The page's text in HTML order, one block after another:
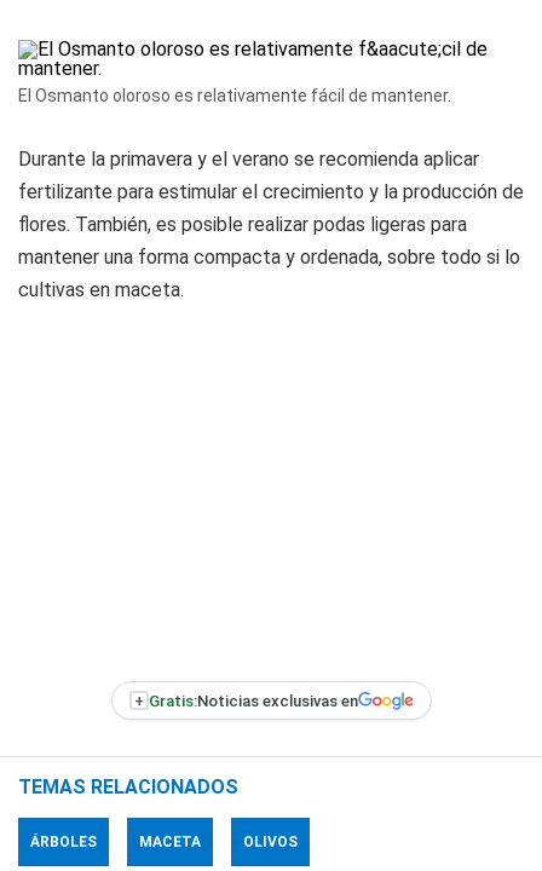
El Osmanto oloroso es relativamente fácil de mantener.
Durante la primavera y el verano se recomienda aplicar
fertilizante para estimular el crecimiento y la producción de
flores. También, es posible realizar podas ligeras para
mantener una forma compacta y ordenada, sobre todo si lo
cultivas en maceta.
+ Gratis:Noticias exclusivas en
TEMAS RELACIONADOS
ÁRBOLES MACETA OLIVOS